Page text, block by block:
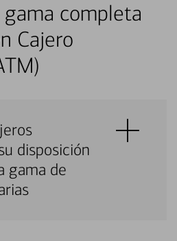
gama completa
Cajero
disposición
gama de